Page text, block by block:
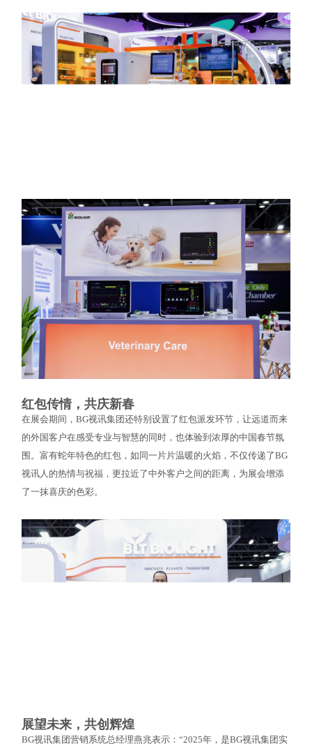
红包传情，共庆新春
在展会期间，BG视讯集团还特别设置了红包派发环节，让远道而来
的外国客户在感受专业与智慧的同时，也体验到浓厚的中国春节氛
围。富有蛇年特色的红包，如同一片片温暖的火焰，不仅传递了BG
视讯人的热情与祝福，更拉近了中外客户之间的距离，为展会增添
了一抹喜庆的色彩。
展望未来，共创辉煌
BG视讯集团营销系统总经理燕兆表示：“2025年，是BG视讯集团实